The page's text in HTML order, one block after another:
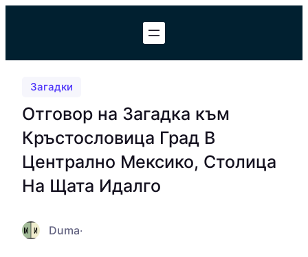
Загадки
Отговор на Загадка към
Кръстословица Град В
Централно Мексико, Столица
На Щата Идалго
Duma·